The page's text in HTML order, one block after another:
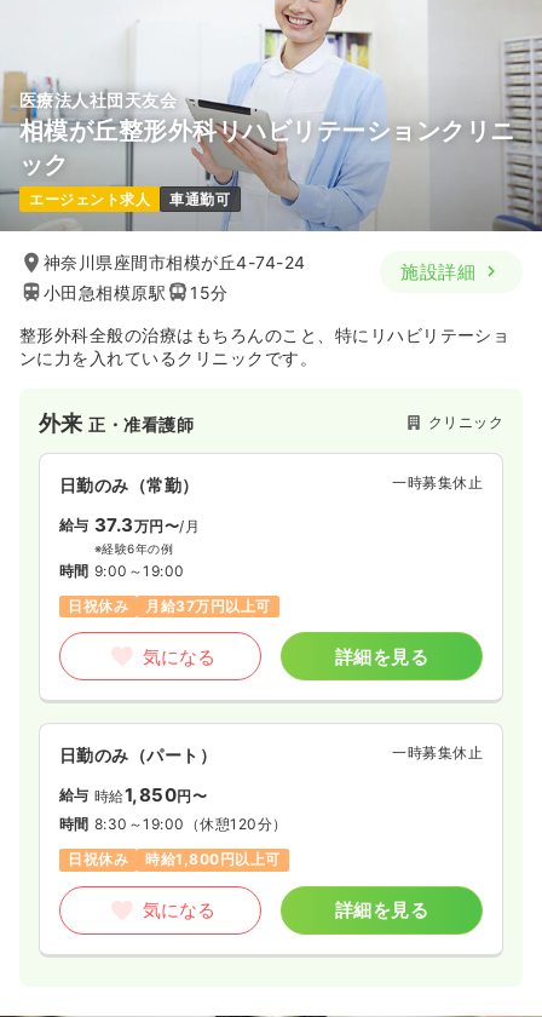
医療法人社団天友会
相模が丘整形外科リハビリテーションクリニ
ック
エージェント求人 車通勤可
神奈川県座間市相模が丘4-74-24
小田急相模原駅
15分
施設詳細
整形外科全般の治療はもちろんのこと、特にリハビリテーショ
ンに力を入れているクリニックです。
外来正・准看護師 クリニック
日勤のみ（常勤） 一時募集休止
給与 37.3万円〜/月
※経験6年の例
時間 9:00～19:00
日祝休み
月給37万円以上可
気になる 詳細を見る
日勤のみ（パート） 一時募集休止
給与 時給1,850円〜
時間 8:30～19:00 （休憩120分）
日祝休み
時給1,800円以上可
気になる 詳細を見る